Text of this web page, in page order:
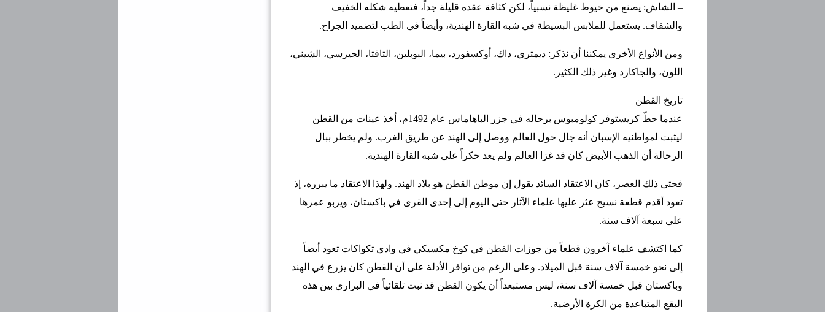
– الشاش: يصنع من خيوط غليظة نسبياً، لكن كثافة عقده قليلة جداً، فتعطيه شكله الخفيف
والشفاف. يستعمل للملابس البسيطة في شبه القارة الهندية، وأيضاً في الطب لتضميد الجراح.
ومن الأنواع الأخرى يمكننا أن نذكر: ديمتري، داك، أوكسفورد، بيما، البوبلين، التافتا، الجيرسي، الشيني،
اللون، والجاكارد وغير ذلك الكثير.
تاريخ القطن
عندما حطّ كريستوفر كولومبوس برحاله في جزر الباهاماس عام 1492م، أخذ عينات من القطن
ليثبت لمواطنيه الإسبان أنه جال حول العالم ووصل إلى الهند عن طريق الغرب. ولم يخطر ببال
الرحالة أن الذهب الأبيض كان قد غزا العالم ولم يعد حكراً على شبه القارة الهندية.
فحتى ذلك العصر، كان الاعتقاد السائد يقول إن موطن القطن هو بلاد الهند. ولهذا الاعتقاد ما يبرره، إذ
تعود أقدم قطعة نسيج عثر عليها علماء الآثار حتى اليوم إلى إحدى القرى في باكستان، ويربو عمرها
على سبعة آلاف سنة.
كما اكتشف علماء آخرون قطعاً من جوزات القطن في كوخ مكسيكي في وادي تكواكات تعود أيضاً
إلى نحو خمسة آلاف سنة قبل الميلاد. وعلى الرغم من توافر الأدلة على أن القطن كان يزرع في الهند
وباكستان قبل خمسة آلاف سنة، ليس مستبعداً أن يكون القطن قد نبت تلقائياً في البراري بين هذه
البقع المتباعدة من الكرة الأرضية.